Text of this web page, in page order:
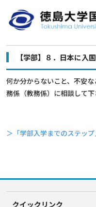
【学部】８．日本に入
何か分からないこと、不安
務係（教務係）に相談して下
＞「学部入学までのステッ
クイックリンク